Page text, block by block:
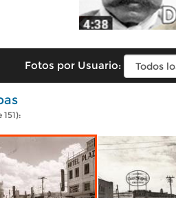
Fotos por Usuario: